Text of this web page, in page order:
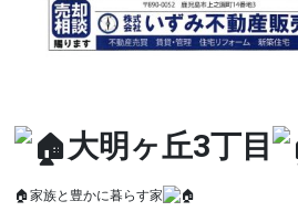
大明ヶ丘3丁目
🏠家族と豊かに暮らす家